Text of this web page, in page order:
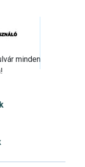
minden